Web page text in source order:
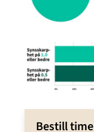
Bestill time